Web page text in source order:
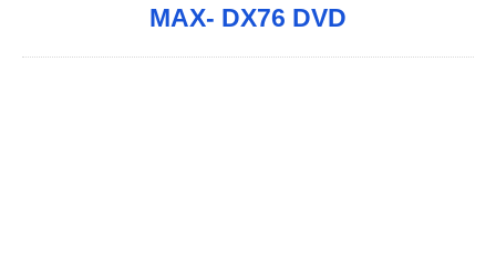
MAX- DX76 DVD